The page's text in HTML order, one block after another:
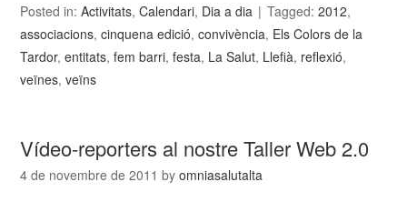
Posted in:Activitats,Calendari, Dia a dia Tagged:2012,
associacions,cinquena edició,convivència, Els Colors de la
Tardor,entitats,fem barri,festa, La Salut, Llefià, reflexió,
veïnes,veïns
Vídeo-reporters al nostre Taller Web 2.0
4 de novembre de 2011 byomniasalutalta